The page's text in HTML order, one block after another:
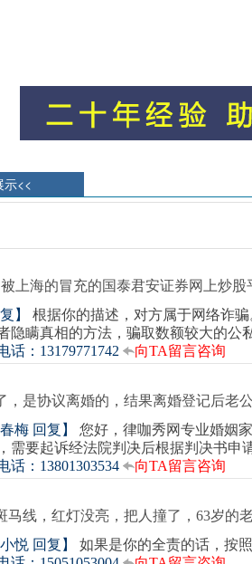
示<<
上海的冒充的国泰君安证券网上炒
】 根据你的描述，对方属于网络诈
隐瞒真相的方法，骗取数额较大的公
话：13179771742
向TA留言咨询
，是协议离婚的，结果离婚登记后老
梅 回复】 您好，律咖秀网专业婚姻
需要起诉经法院判决后根据判决书
话：13801303534
向TA留言咨询
马线，红灯没亮，把人撞了，63岁的
悦 回复】 如果是你的全责的话，按